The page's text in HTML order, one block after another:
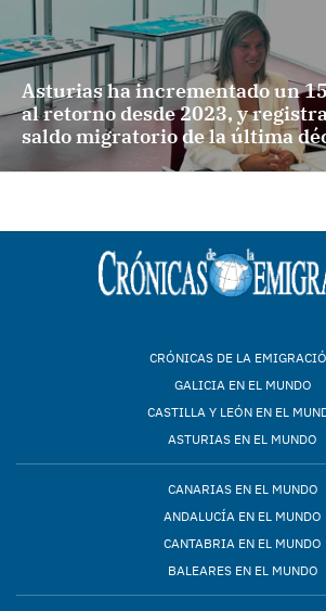
Asturias ha incrementado un
al retorno desde 2023, y
saldo migratorio de la última
CRÓNICAS DE LA
GALICIA EN EL MUNDO
CASTILLA Y LEÓN EN EL
ASTURIAS EN EL MUNDO
CANARIAS EN EL MUNDO
ANDALUCÍA EN EL MUNDO
CANTABRIA EN EL MUNDO
BALEARES EN EL MUNDO